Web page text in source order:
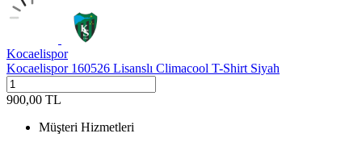
Kocaelispor
Kocaelispor 160526 Lisanslı Climacool T-Shirt Siyah
900,00 TL
Müşteri Hizmetleri